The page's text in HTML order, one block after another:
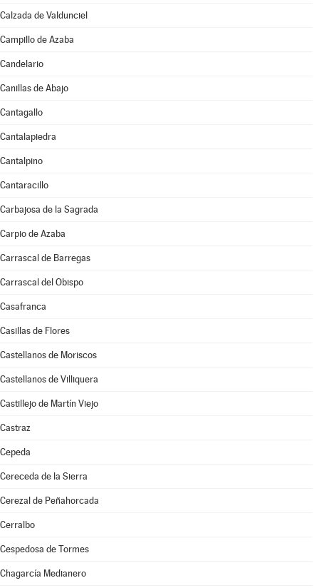
Calzada de Valdunciel
Campillo de Azaba
Candelario
Canillas de Abajo
Cantagallo
Cantalapiedra
Cantalpino
Cantaracillo
Carbajosa de la Sagrada
Carpio de Azaba
Carrascal de Barregas
Carrascal del Obispo
Casafranca
Casillas de Flores
Castellanos de Moriscos
Castellanos de Villiquera
Castillejo de Martín Viejo
Castraz
Cepeda
Cereceda de la Sierra
Cerezal de Peñahorcada
Cerralbo
Cespedosa de Tormes
Chagarcía Medianero